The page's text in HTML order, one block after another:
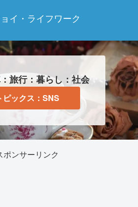
イ・ライフワーク
旅行：暮らし：社会
ピックス：SNS
ポンサーリンク